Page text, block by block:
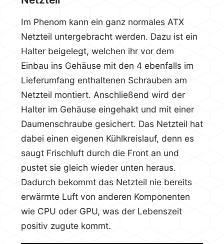
Im Phenom kann ein ganz normales ATX
Netzteil untergebracht werden. Dazu ist ein
Halter beigelegt, welchen ihr vor dem
Einbau ins Gehäuse mit den 4 ebenfalls im
Lieferumfang enthaltenen Schrauben am
Netzteil montiert. Anschließend wird der
Halter im Gehäuse eingehakt und mit einer
Daumenschraube gesichert. Das Netzteil hat
dabei einen eigenen Kühlkreislauf, denn es
saugt Frischluft durch die Front an und
pustet sie gleich wieder unten heraus.
Dadurch bekommt das Netzteil nie bereits
erwärmte Luft von anderen Komponenten
wie CPU oder GPU, was der Lebenszeit
positiv zugute kommt.